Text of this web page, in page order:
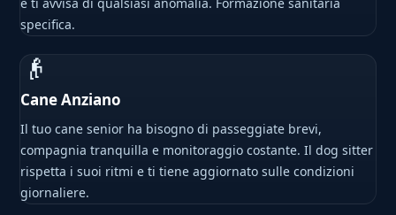
specifica.
👴
Cane Anziano
Il tuo cane senior ha bisogno di passeggiate brevi,
compagnia tranquilla e monitoraggio costante. Il dog sitter
rispetta i suoi ritmi e ti tiene aggiornato sulle condizioni
giornaliere.